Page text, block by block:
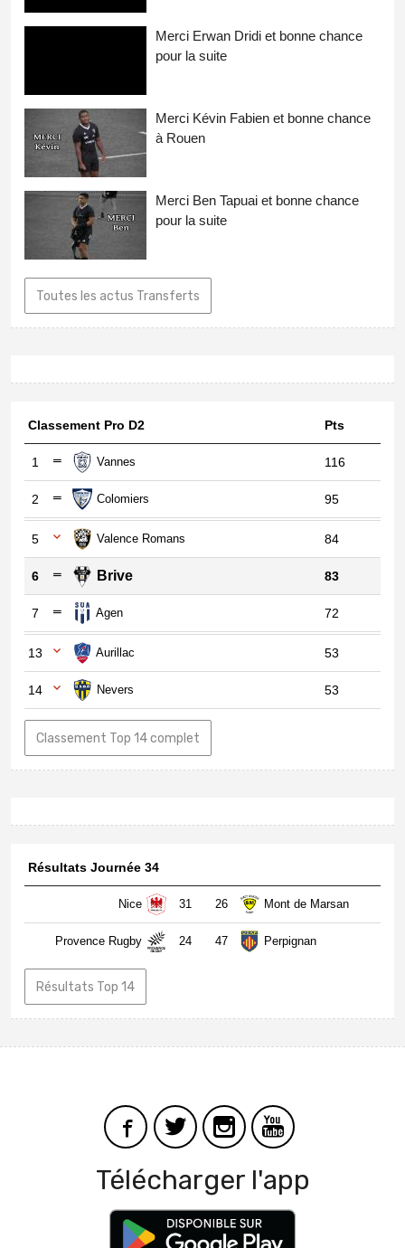
Merci Erwan Dridi et bonne chance
pour la suite
Merci Kévin Fabien et bonne chance
à Rouen
Merci Ben Tapuai et bonne chance
pour la suite
Toutes les actus Transferts
Classement Pro D2 Pts
1 Vannes 116
2 Colomiers 95
5 Valence Romans 84
6 Brive 83
7 Agen 72
13 Aurillac 53
14 Nevers 53
Classement Top 14 complet
Résultats Journée 34
Nice 31 26 Mont de Marsan
Provence Rugby 24 47 Perpignan
Résultats Top 14
Télécharger l'app